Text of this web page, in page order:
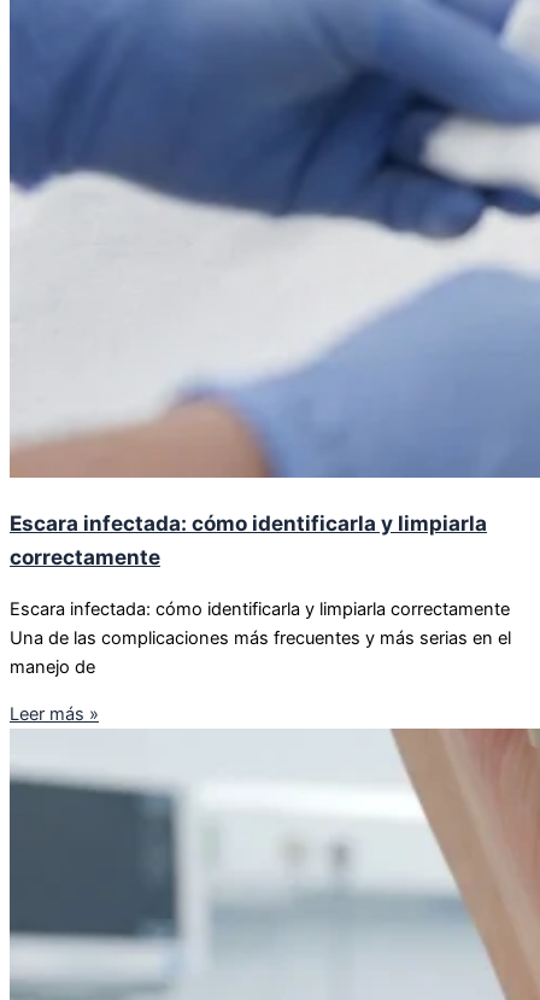
Escara infectada: cómo identificarla y limpiarla
correctamente
Escara infectada: cómo identificarla y limpiarla correctamente
Una de las complicaciones más frecuentes y más serias en el
manejo de
Leer más »